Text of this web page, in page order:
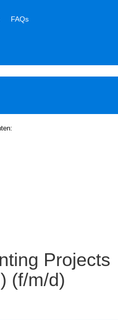
FAQs
Projects
(f/m/d)